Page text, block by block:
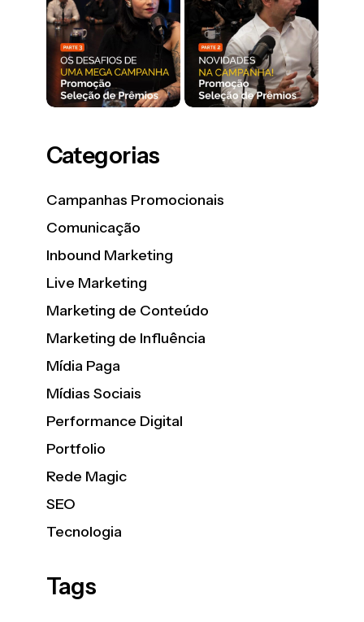
Categorias
Campanhas Promocionais
Comunicação
Inbound Marketing
Live Marketing
Marketing de Conteúdo
Marketing de Influência
Mídia Paga
Mídias Sociais
Performance Digital
Portfolio
Rede Magic
SEO
Tecnologia
Tags